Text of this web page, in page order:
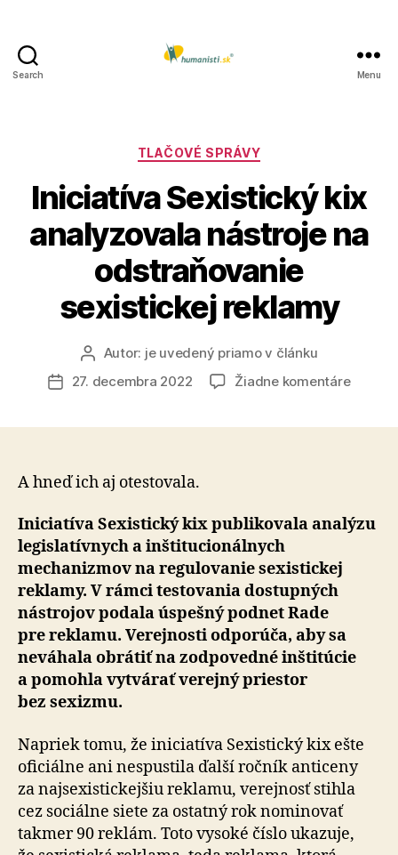
Search Menu
Kategórie
TLAČOVÉ SPRÁVY
Iniciatíva Sexistický kix
analyzovala nástroje na
odstraňovanie
sexistickej reklamy
Autor
článku
Autor: je uvedený priamo v článku
Dátum
27. decembra 2022 Žiadne komentárena
A hneď ich aj otestovala.
Iniciatíva Sexistický kix publikovala analýzu
legislatívnych a inštitucionálnych
mechanizmov na regulovanie sexistickej
reklamy. V rámci testovania dostupných
nástrojov podala úspešný podnet Rade
pre reklamu. Verejnosti odporúča, aby sa
neváhala obrátiť na zodpovedné inštitúcie
a pomohla vytvárať verejný priestor
bez sexizmu.
Napriek tomu, že iniciatíva Sexistický kix ešte
oficiálne ani nespustila ďalší ročník anticeny
za najsexistickejšiu reklamu, verejnosť stihla
cez sociálne siete za ostatný rok nominovať
takmer 90 reklám. Toto vysoké číslo ukazuje,